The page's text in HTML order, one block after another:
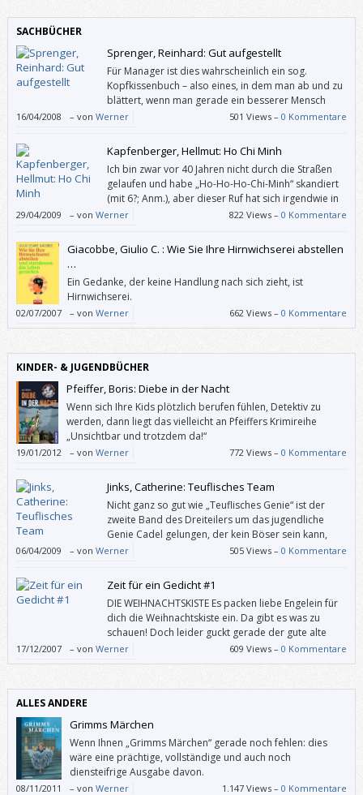
SACHBÜCHER
Sprenger, Reinhard: Gut aufgestellt
Für Manager ist dies wahrscheinlich ein sog.
Kopfkissenbuch – also eines, in dem man ab und zu
blättert, wenn man gerade ein besserer Mensch
werden möchte. Und für alle anderen ist es
wahrscheinlich ebenfalls ein Kopfkissenbuch – in diesem Fall eines, in
welchem man ab und zu blättert, wenn man an das Gute in den
Menschen, insbesondere den Managern, glauben möchte.
16/04/2008 – von Werner 501 Views –0 Kommentare
Kapfenberger, Hellmut: Ho Chi Minh
Ich bin zwar vor 40 Jahren nicht durch die Straßen
gelaufen und habe „Ho-Ho-Ho-Chi-Minh“ skandiert
(mit 6?; Anm.), aber dieser Ruf hat sich irgendwie in
mein Gedächtnis gegraben. Und als ich dieses Buch
sah, wollte ich endlich in Erfahrung bringen, wer dieser Mann war.
29/04/2009 – von Werner 822 Views –0 Kommentare
Giacobbe, Giulio C. : Wie Sie Ihre Hirnwichserei abstellen
…
Ein Gedanke, der keine Handlung nach sich zieht, ist
Hirnwichserei.
02/07/2007 – von Werner 662 Views –0 Kommentare
KINDER- & JUGENDBÜCHER
Pfeiffer, Boris: Diebe in der Nacht
Wenn sich Ihre Kids plötzlich berufen fühlen, Detektiv zu
werden, dann liegt das vielleicht an Pfeiffers Krimireihe
„Unsichtbar und trotzdem da!“
19/01/2012 – von Werner 772 Views –0 Kommentare
Jinks, Catherine: Teuflisches Team
Nicht ganz so gut wie „Teuflisches Genie“ ist der
zweite Band des Dreiteilers um das jugendliche
Genie Cadel gelungen, der kein Böser sein kann,
obwohl sein Megaschurken-Vater alles daran setzt.
06/04/2009 – von Werner 505 Views –0 Kommentare
Zeit für ein Gedicht #1
DIE WEIHNACHTSKISTE Es packen liebe Engelein für
dich die Weihnachtskiste ein. Da gibt es was zu
schauen! Doch leider guckt gerade der gute alte
Mond herein und dem ist nicht zu trauen. Da
fürchten sich die Engelein er plaudert’s aus, und tun im Nu die
[…]
17/12/2007 – von Werner 609 Views –0 Kommentare
ALLES ANDERE
Grimms Märchen
Wenn Ihnen „Grimms Märchen“ gerade noch fehlen: dies
wäre eine prächtige, vollständige und auch noch
diensteifrige Ausgabe davon.
08/11/2011 – von Werner 1.147 Views –0 Kommentare